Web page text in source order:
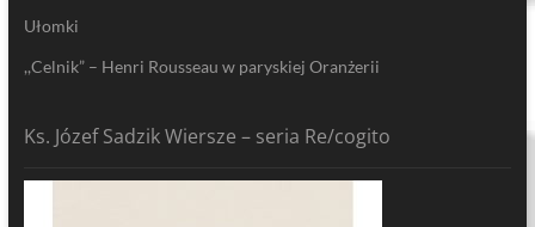
Ułomki
,,Celnik” – Henri Rousseau w paryskiej Oranżerii
Ks. Józef Sadzik Wiersze – seria Re/cogito